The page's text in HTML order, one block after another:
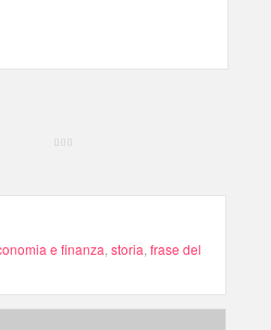
e finanza storia frase del